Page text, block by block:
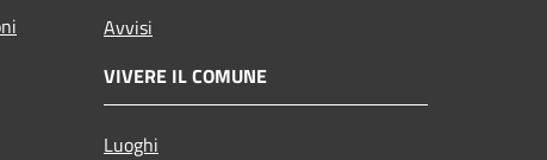
Avvisi
VIVERE IL COMUNE
Luoghi